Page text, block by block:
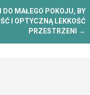
DO MAŁEGO POKOJU, BY
I OPTYCZNĄ LEKKOŚĆ
PRZESTRZENI
→